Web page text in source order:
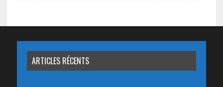
ARTICLES RÉCENTS